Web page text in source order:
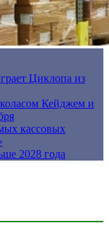
Циклопа из
Кейджем и
кассовых
2028 года